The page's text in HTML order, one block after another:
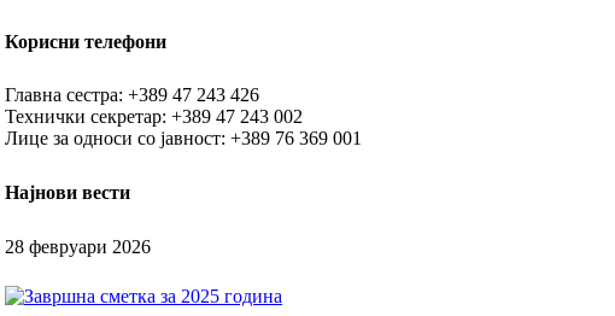
Корисни телефони
Главна сестра: +389 47 243 426
Технички секретар: +389 47 243 002
Лице за односи со јавност: +389 76 369 001
Најнови вести
28 февруари 2026